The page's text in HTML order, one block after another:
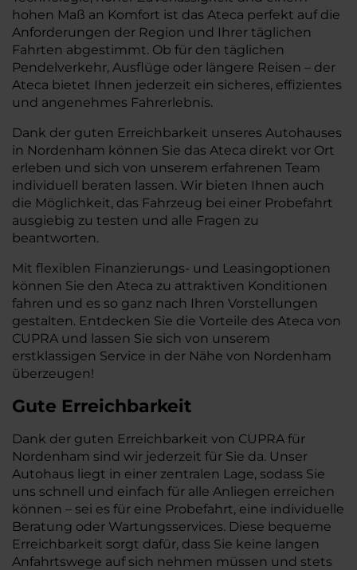
hohen Maß an Komfort ist das Ateca perfekt auf die
Anforderungen der Region und Ihrer täglichen
Fahrten abgestimmt. Ob für den täglichen
Pendelverkehr, Ausflüge oder längere Reisen – der
Ateca bietet Ihnen jederzeit ein sicheres, effizientes
und angenehmes Fahrerlebnis.
Dank der guten Erreichbarkeit unseres Autohauses
in Nordenham können Sie das Ateca direkt vor Ort
erleben und sich von unserem erfahrenen Team
individuell beraten lassen. Wir bieten Ihnen auch
die Möglichkeit, das Fahrzeug bei einer Probefahrt
ausgiebig zu testen und alle Fragen zu
beantworten.
Mit flexiblen Finanzierungs- und Leasingoptionen
können Sie den Ateca zu attraktiven Konditionen
fahren und es so ganz nach Ihren Vorstellungen
gestalten. Entdecken Sie die Vorteile des Ateca von
CUPRA und lassen Sie sich von unserem
erstklassigen Service in der Nähe von Nordenham
überzeugen!
Gute Erreichbarkeit
Dank der guten Erreichbarkeit von CUPRA für
Nordenham sind wir jederzeit für Sie da. Unser
Autohaus liegt in einer zentralen Lage, sodass Sie
uns schnell und einfach für alle Anliegen erreichen
können – sei es für eine Probefahrt, eine individuelle
Beratung oder Wartungsservices. Diese bequeme
Erreichbarkeit sorgt dafür, dass Sie keine langen
Anfahrtswege auf sich nehmen müssen und stets